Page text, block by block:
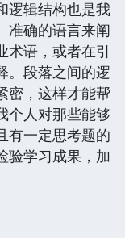
逻辑结构也是我
准确的语言来阐
术语，或者在引
。段落之间的逻
密，这样才能帮
个人对那些能够
有一定思考题的
验学习成果，加